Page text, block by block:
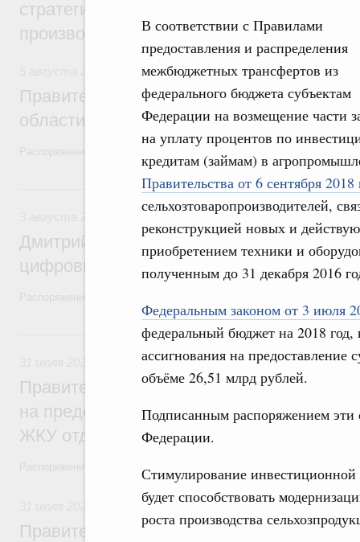
В соответствии с Правилами
предоставления и распределения
межбюджетных трансфертов из
федерального бюджета субъектам
Федерации на возмещение части
на уплату процентов по
кредитам (займам) в
Правительства от 6 сентября
сельхозтоваропроизводителей,
реконструкцией новых и
приобретением техники и
полученным до 31 декабря 2016
Федеральным законом от 3 июля
федеральный бюджет на 2018
ассигнования на предоставление
объёме 26,51 млрд рублей.
Подписанным распоряжением эти
Федерации.
Стимулирование
будет способствовать
роста производства
стратегической сессии, посвящённой
производительности труда
Национальный проект «Экологическое
Правительство увеличило объём
области в рамках федерального
3 августа, понедельник
Регулирование в сфере торговли.
Дмитрий Григоренко возглавил штаб по
цифровых платформ
31 июля, пятница
Социальная поддержка отдельных
Правительство направит регионам
на предоставление мер социальной
ЖКУ отдельным категориям граждан
Распоряжение от 30 июля 2026 года №2032-р
Бюджеты субъектов Федерации.
Правительство спишет часть